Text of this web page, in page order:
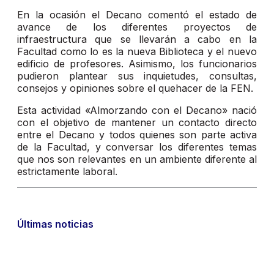
En la ocasión el Decano comentó el estado de
avance de los diferentes proyectos de
infraestructura que se llevarán a cabo en la
Facultad como lo es la nueva Biblioteca y el nuevo
edificio de profesores. Asimismo, los funcionarios
pudieron plantear sus inquietudes, consultas,
consejos y opiniones sobre el quehacer de la FEN.
Esta actividad «Almorzando con el Decano» nació
con el objetivo de mantener un contacto directo
entre el Decano y todos quienes son parte activa
de la Facultad, y conversar los diferentes temas
que nos son relevantes en un ambiente diferente al
estrictamente laboral.
Últimas noticias